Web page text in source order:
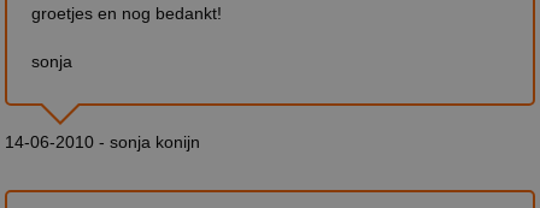
groetjes en nog bedankt!
sonja
14-06-2010 - sonja konijn